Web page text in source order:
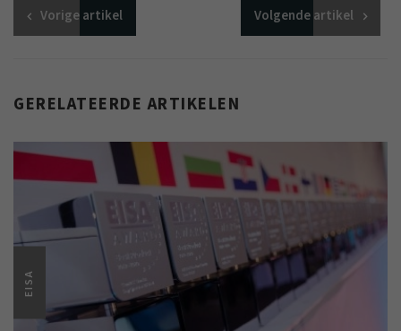
Vorigeartikel Volgendeartikel
GERELATEERDE ARTIKELEN
EISA